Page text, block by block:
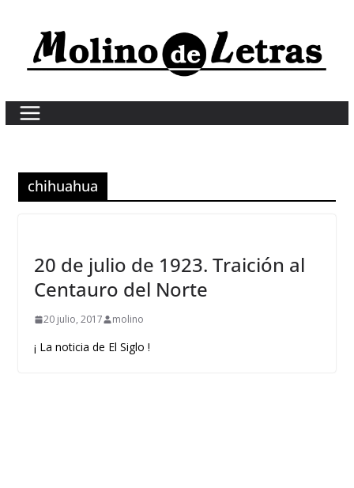
content
chihuahua
20 de julio de 1923. Traición al
Centauro del Norte
20 julio, 2017 molino
¡ La noticia de El Siglo !